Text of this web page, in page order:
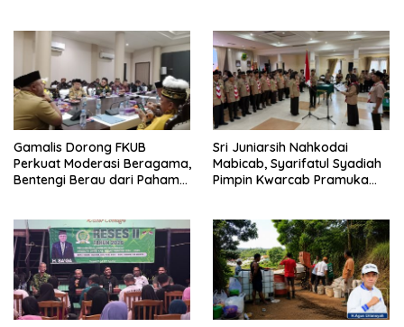
Gamalis Dorong FKUB
Perkuat Moderasi Beragama,
Bentengi Berau dari Paham
Sri Juniarsih Nahkodai
Mabicab, Syarifatul Syadiah
Pimpin Kwarcab Pramuka